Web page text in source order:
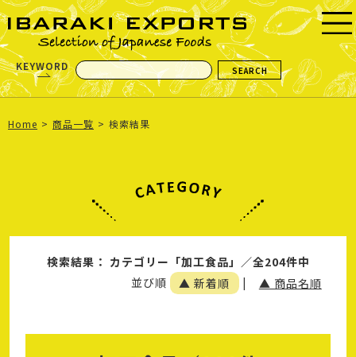
KEYWORD
Home 商品一覧 検索結果
検索結果： カテゴリー「加工食品」／全204件中
並び順 ▲ 新着順 | ▲ 商品名順